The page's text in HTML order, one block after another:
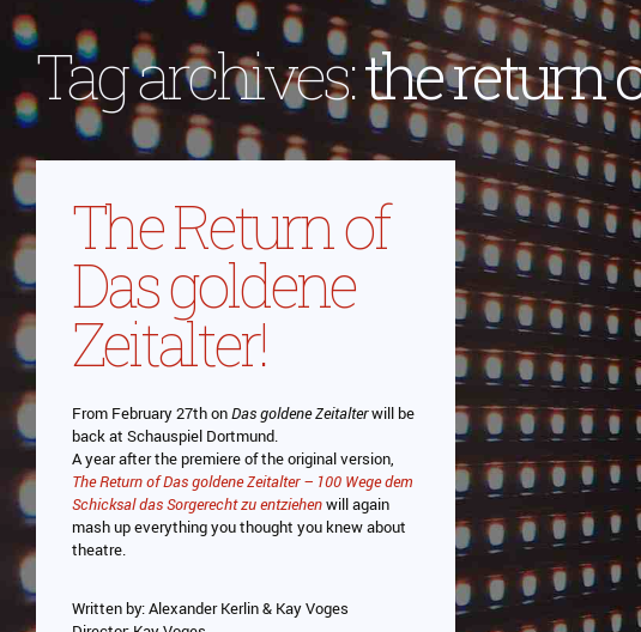
Tag archives:the return
The Return of
Das goldene
Zeitalter!
From February 27th onDas goldene Zeitalterwill be
back at Schauspiel Dortmund.
A year after the premiere of the original version,
The Return of Das goldene Zeitalter – 100 Wege dem
Schicksal das Sorgerecht zu entziehenwill again
mash up everything you thought you knew about
theatre.
Written by: Alexander Kerlin & Kay Voges